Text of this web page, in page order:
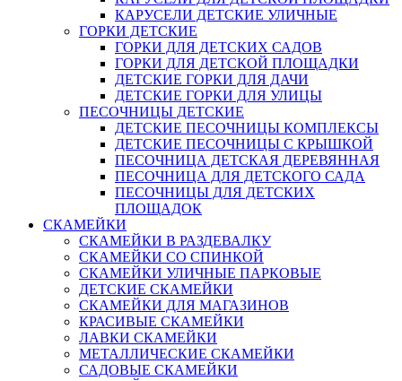
КАРУСЕЛИ ДЕТСКИЕ УЛИЧНЫЕ
ГОРКИ ДЕТСКИЕ
ГОРКИ ДЛЯ ДЕТСКИХ САДОВ
ГОРКИ ДЛЯ ДЕТСКОЙ ПЛОЩАДКИ
ДЕТСКИЕ ГОРКИ ДЛЯ ДАЧИ
ДЕТСКИЕ ГОРКИ ДЛЯ УЛИЦЫ
ПЕСОЧНИЦЫ ДЕТСКИЕ
ДЕТСКИЕ ПЕСОЧНИЦЫ КОМПЛЕКСЫ
ДЕТСКИЕ ПЕСОЧНИЦЫ С КРЫШКОЙ
ПЕСОЧНИЦА ДЕТСКАЯ ДЕРЕВЯННАЯ
ПЕСОЧНИЦА ДЛЯ ДЕТСКОГО САДА
ПЕСОЧНИЦЫ ДЛЯ ДЕТСКИХ
ПЛОЩАДОК
СКАМЕЙКИ
СКАМЕЙКИ В РАЗДЕВАЛКУ
СКАМЕЙКИ СО СПИНКОЙ
СКАМЕЙКИ УЛИЧНЫЕ ПАРКОВЫЕ
ДЕТСКИЕ СКАМЕЙКИ
СКАМЕЙКИ ДЛЯ МАГАЗИНОВ
КРАСИВЫЕ СКАМЕЙКИ
ЛАВКИ СКАМЕЙКИ
МЕТАЛЛИЧЕСКИЕ СКАМЕЙКИ
САДОВЫЕ СКАМЕЙКИ